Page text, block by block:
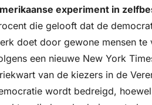
experiment in
die gelooft dat de
doet door gewone mensen te
een nieuwe New York
van de kiezers in de
wordt bedreigd,